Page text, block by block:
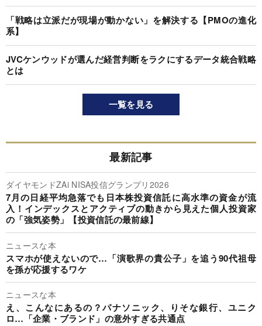
「戦略は立派だが現場が動かない」を解決する【PMOの進化
系】
JVCケンウッドが選んだ経営判断をラクにするデータ統合戦略
とは
一覧を見る
最新記事
ダイヤモンドZAi NISA投信グランプリ2026
7月の日経平均急落でも日本株投資信託に高水準の資金が流
入！インデックスとアクティブの動きから見えた個人投資家
の「強気姿勢」【投資信託の最前線】
ニュースな本
スマホが使えないので…「演歌界の貴公子」を追う90代祖母
を孫が応援するワケ
ニュースな本
え、こんなにあるの？パナソニック、りそな銀行、ユニク
ロ…「企業・ブランド」の意外すぎる共通点